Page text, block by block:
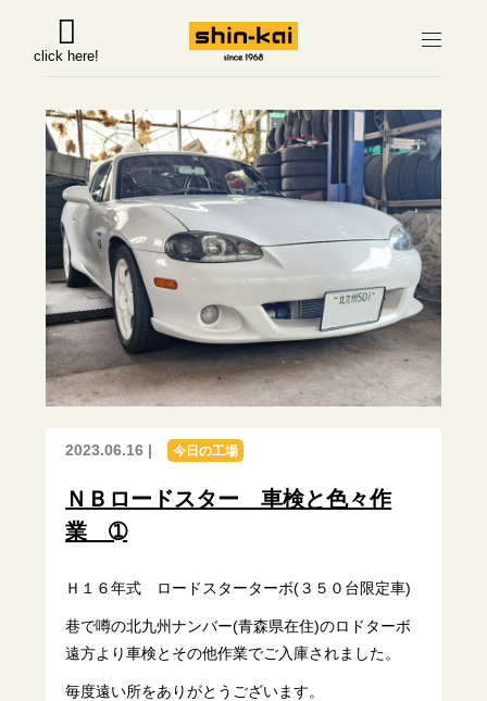
click here!
2023.06.16 | 今日の工場
ＮＢロードスター 車検と色々作
業 ➀
Ｈ１６年式 ロードスターターボ(３５０台限定車)
巷で噂の北九州ナンバー(青森県在住)のロドターボ
遠方より車検とその他作業でご入庫されました。
毎度遠い所をありがとうございます。